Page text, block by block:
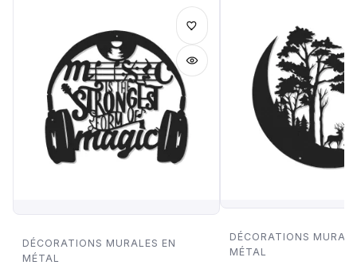
DÉCORATIONS MURALES EN
MÉTAL
DÉCORATIONS
MÉTAL